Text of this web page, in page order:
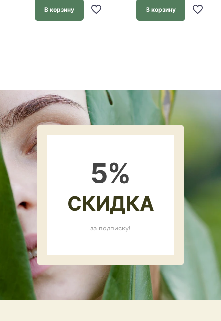
В корзину В корзину
5%
СКИДКА
за подписку!